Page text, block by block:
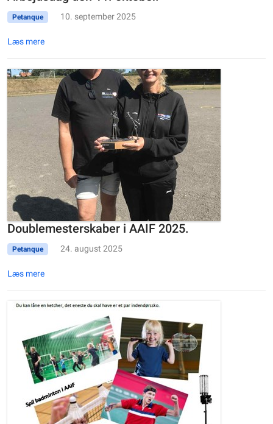
Petanque 10. september 2025
Læs mere
Doublemesterskaber i AAIF 2025.
Petanque 24. august 2025
Læs mere